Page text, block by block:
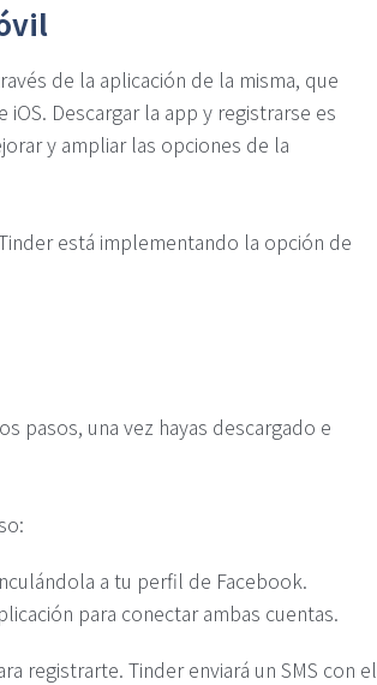
de la aplicación de la misma, que
iOS. Descargar la app y registrarse es
y ampliar las opciones de la
está implementando la opción de
pasos, una vez hayas descargado e
a tu perfil de Facebook.
para conectar ambas cuentas.
registrarte. Tinder enviará un SMS con el